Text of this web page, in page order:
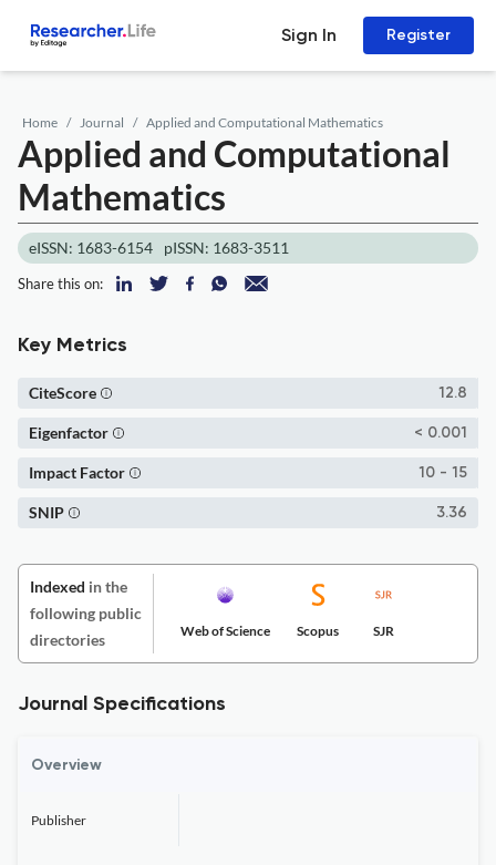
Sign In Register
Home Journal Applied and Computational Mathematics
Applied and Computational
Mathematics
eISSN: 1683-6154 pISSN: 1683-3511
Share this on:
Key Metrics
12.8
CiteScore
< 0.001
Eigenfactor
10 - 15
Impact Factor
3.36
SNIP
Indexed in the
following public
directories
Web of Science Scopus SJR
Journal Specifications
Overview
Publisher